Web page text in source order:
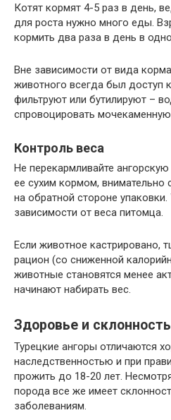
Котят кормят 4-5 раз в день,
для роста нужно много еды.
кормить два раза в день в
Вне зависимости от вида
животного всегда был доступ
фильтруют или бутилируют –
спровоцировать
Контроль веса
Не перекармливайте
ее сухим кормом, внимательно
на обратной стороне
зависимости от веса питомца.
Если животное кастрировано,
рацион (со сниженной
животные становятся менее
начинают набирать вес.
Здоровье и
Турецкие ангоры отличаются
наследственностью и при
прожить до 18-20 лет.
порода все же имеет
заболеваниям.